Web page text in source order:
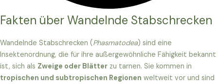
Fakten über Wandelnde Stabschrecken
Wandelnde Stabschrecken (Phasmatodea) sind eine
Insektenordnung, die für ihre außergewöhnliche Fähigkeit bekannt
ist, sich als Zweige oder Blätter zu tarnen. Sie kommen in
tropischen und subtropischen Regionen weltweit vor und sind